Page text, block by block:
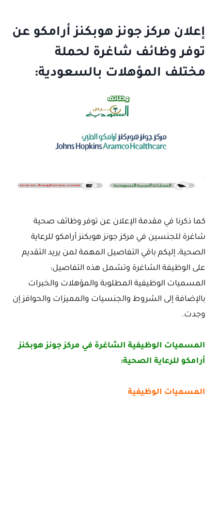
إعلان مركز جونز هوبكنز أرامكو عن
توفر وظائف شاغرة لحملة
مختلف المؤهلات بالسعودية:
كما ذكرنا في مقدمة الإعلان عن توفر وظائف صحية
شاغرة للجنسين في مركز جونز هوبكنز أرامكو للرعاية
الصحية، إليكم باقي التفاصيل المهمة لمن يريد التقديم
على الوظيفة الشاغرة وتشمل هذه التفاصيل:
المسميات الوظيفية المطلوبة والمؤهلات والخبرات
بالإضافة إلى الشروط والجنسيات والمميزات والحوافز إن
وجدت.
المسميات الوظيفية الشاغرة في مركز جونز هوبكنز
أرامكو للرعاية الصحية:
المسميات الوظيفية